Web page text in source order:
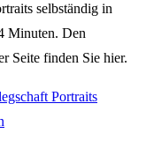
selbständig in
Minuten. Den
Seite finden Sie hier.
Portraits